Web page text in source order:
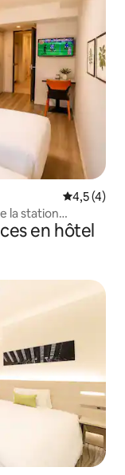
Évaluation
4,5 (4)
la station
Tenchaya｜À 6
en hôtel